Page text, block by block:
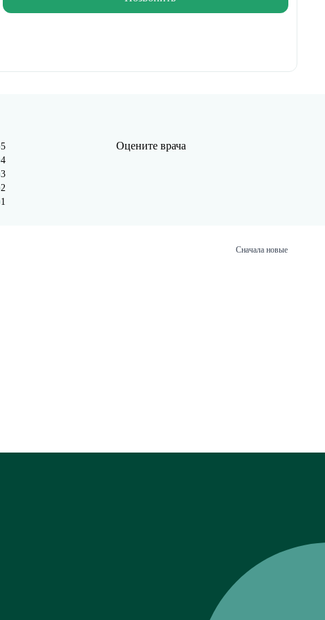
5
4
3
2
1
Оцените врача
Сначала новые